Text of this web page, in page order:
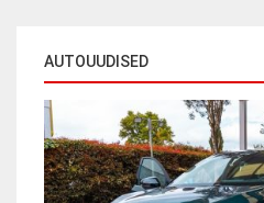
AUTOUUDISED